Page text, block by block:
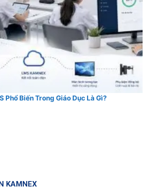
Phổ Biến Trong Giáo Dục Là Gì?
KAMNEX